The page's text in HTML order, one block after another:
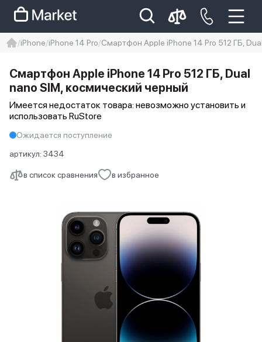
Iphone 14 pro max
айфон 14
iPhone iPhone 14 Pro Смартфон Apple iPhone 14 Pro 512 ГБ,
в список сравнения в избранное
Смартфон Apple iPhone 14 Pro 512 ГБ, Dual
nano SIM, космический черный
Имеется недостаток товара: невозможно установить и
использовать RuStore
Ожидается поступление
артикул: 3434